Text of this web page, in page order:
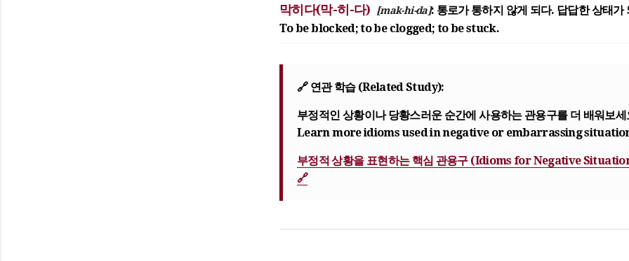
막히다(막-히-다) [mak-hi-da]: 통로가 통하지 않게 되다. 답답한 상태가
To be blocked; to be clogged; to be stuck.
🔗 연관 학습 (Related Study):
부정적인 상황이나 당황스러운 순간에 사용하는 관용구를 더 배워보세
Learn more idioms used in negative or embarrassing
부정적 상황을 표현하는 핵심 관용구 (Idioms for Negative
🔗